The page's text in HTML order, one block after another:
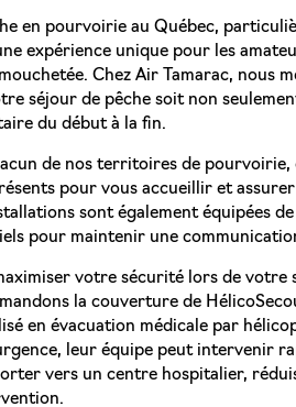
en pourvoirie au Québec,
expérience unique pour les
Chez Air Tamarac, nous
séjour de pêche soit non
du début à la fin.
de nos territoires de pourvoirie,
pour vous accueillir et
sont également équipées
pour maintenir une
votre sécurité lors de votre
la couverture de
en évacuation médicale par
leur équipe peut intervenir
vers un centre hospitalier,